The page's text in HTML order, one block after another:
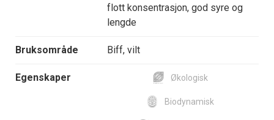
flott konsentrasjon, god syre og
lengde
Bruksområde Biff, vilt
Egenskaper Økologisk
Biodynamisk